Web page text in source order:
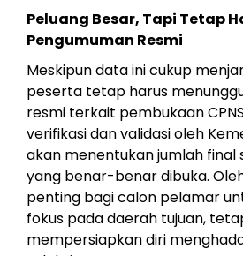
Peluang Besar, Tapi Tetap
Pengumuman Resmi
Meskipun data ini cukup
peserta tetap harus
resmi terkait pembukaan
verifikasi dan validasi oleh
akan menentukan jumlah final
yang benar-benar dibuka.
penting bagi calon pelamar
fokus pada daerah tujuan,
mempersiapkan diri